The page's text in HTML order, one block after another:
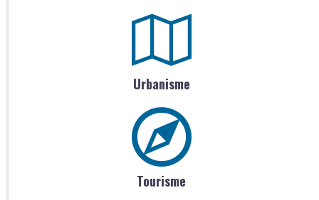
Urbanisme
Tourisme